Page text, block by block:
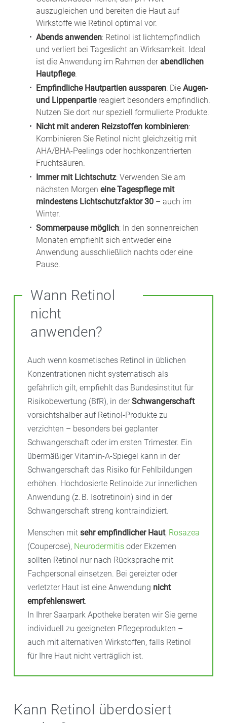
auszugleichen und bereiten die Haut auf
Wirkstoffe wie Retinol optimal vor.
Abends anwenden: Retinol ist lichtempfindlich
und verliert bei Tageslicht an Wirksamkeit. Ideal
ist die Anwendung im Rahmen der abendlichen
Hautpflege.
Empfindliche Hautpartien aussparen: Die Augen-
und Lippenpartiereagiert besonders empfindlich.
Nutzen Sie dort nur speziell formulierte Produkte.
Nicht mit anderen Reizstoffen kombinieren:
Kombinieren Sie Retinol nicht gleichzeitig mit
AHA/BHA-Peelings oder hochkonzentrierten
Fruchtsäuren.
Immer mit Lichtschutz: Verwenden Sie am
nächsten Morgen eine Tagespflege mit
mindestens Lichtschutzfaktor 30 – auch im
Winter.
Sommerpause möglich: In den sonnenreichen
Monaten empfiehlt sich entweder eine
Anwendung ausschließlich nachts oder eine
Pause.
Wann Retinol
nicht
anwenden?
Auch wenn kosmetisches Retinol in üblichen
Konzentrationen nicht systematisch als
gefährlich gilt, empfiehlt das Bundesinstitut für
Risikobewertung (BfR), in der Schwangerschaft
vorsichtshalber auf Retinol-Produkte zu
verzichten – besonders bei geplanter
Schwangerschaft oder im ersten Trimester. Ein
übermäßiger Vitamin-A-Spiegel kann in der
Schwangerschaft das Risiko für Fehlbildungen
erhöhen. Hochdosierte Retinoide zur innerlichen
Anwendung (z. B. Isotretinoin) sind in der
Schwangerschaft streng kontraindiziert.
Menschen mit sehr empfindlicher Haut, Rosazea
(Couperose), Neurodermitis oder Ekzemen
sollten Retinol nur nach Rücksprache mit
Fachpersonal einsetzen. Bei gereizter oder
verletzter Haut ist eine Anwendung nicht
empfehlenswert.
In Ihrer Saarpark Apotheke beraten wir Sie gerne
individuell zu geeigneten Pflegeprodukten –
auch mit alternativen Wirkstoffen, falls Retinol
für Ihre Haut nicht verträglich ist.
Kann Retinol überdosiert